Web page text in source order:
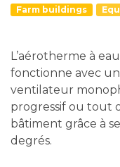
Farm buildings
L’aérotherme à
fonctionne avec
ventilateur
progressif ou tout
bâtiment grâce à
degrés.